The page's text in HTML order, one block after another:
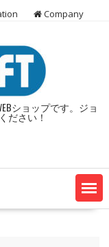
Company
ショップです。ジョ
ださい！